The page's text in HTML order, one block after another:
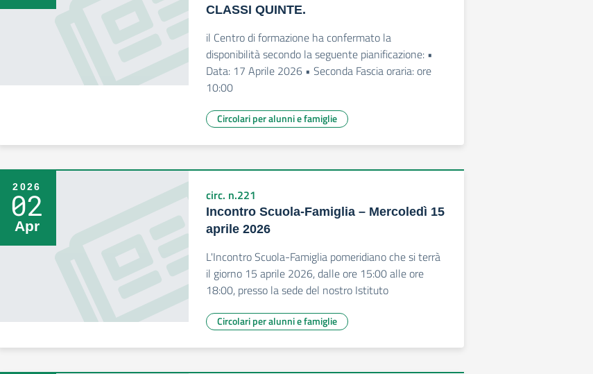
CLASSI QUINTE.
il Centro di formazione ha confermato la
disponibilità secondo la seguente pianificazione: •
Data: 17 Aprile 2026 • Seconda Fascia oraria: ore
10:00
Circolari per alunni e famiglie
2026
02
Apr
circ. n.221
Incontro Scuola-Famiglia – Mercoledì 15
aprile 2026
L'Incontro Scuola-Famiglia pomeridiano che si terrà
il giorno 15 aprile 2026, dalle ore 15:00 alle ore
18:00, presso la sede del nostro Istituto
Circolari per alunni e famiglie